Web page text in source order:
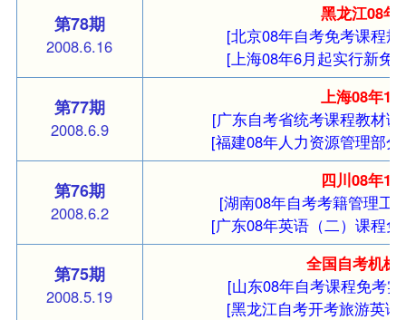
第78期
2008.6.16
黑龙江08年
[北京08年自考免考课程规
[上海08年6月起实行新免
第77期
2008.6.9
上海08年
[广东自考省统考课程教材
[福建08年人力资源管理部
第76期
2008.6.2
四川08年
[湖南08年自考考籍管理工
[广东08年英语（二）课程
第75期
2008.5.19
全国自考机械
[山东08年自考课程免考
[黑龙江自考开考旅游英